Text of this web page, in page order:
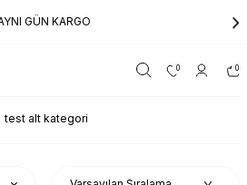
GÜN KARGO
0 0
test alt kategori